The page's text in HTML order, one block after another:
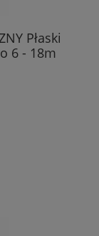
Płaski
6 - 18m